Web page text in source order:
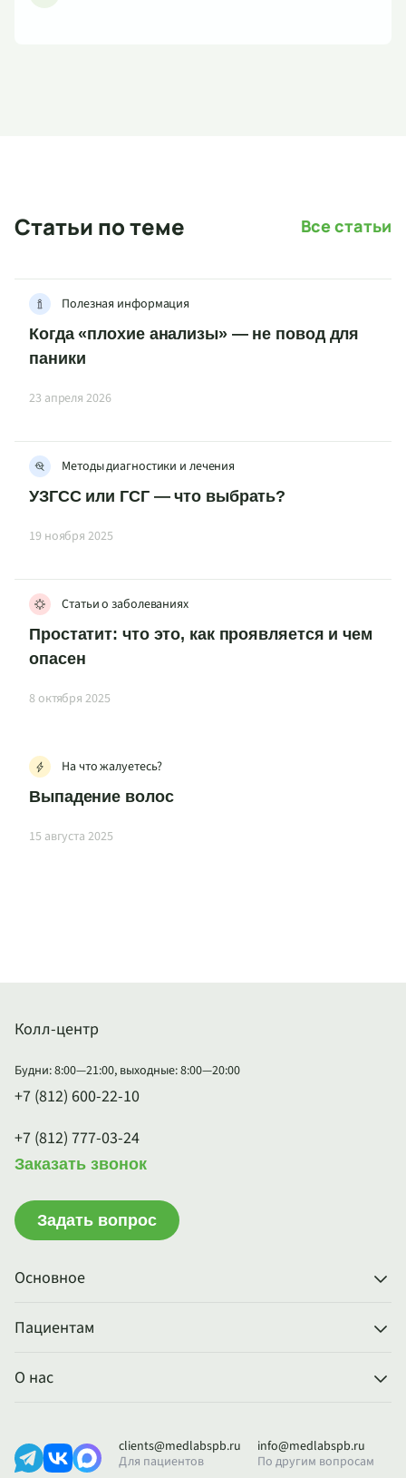
Статьи по теме Все статьи
Полезная информация
Когда «плохие анализы» — не повод для
паники
23 апреля 2026
Методы диагностики и лечения
УЗГСС или ГСГ — что выбрать?
19 ноября 2025
Статьи о заболеваниях
Простатит: что это, как проявляется и чем
опасен
8 октября 2025
На что жалуетесь?
Выпадение волос
15 августа 2025
Основное
Пациентам
О нас
Колл-центр
Будни: 8:00—21:00, выходные: 8:00—20:00
+7 (812) 600-22-10
+7 (812) 777-03-24
Заказать звонок
Задать вопрос
clients@medlabspb.ru
Для пациентов
info@medlabspb.ru
По другим вопросам